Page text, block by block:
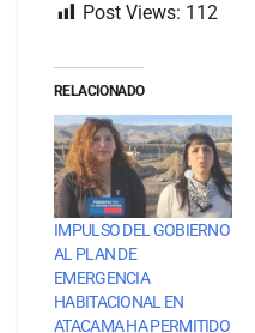
Post Views: 112
RELACIONADO
IMPULSO DEL GOBIERNO
AL PLAN DE
EMERGENCIA
HABITACIONAL EN
ATACAMA HA PERMITIDO